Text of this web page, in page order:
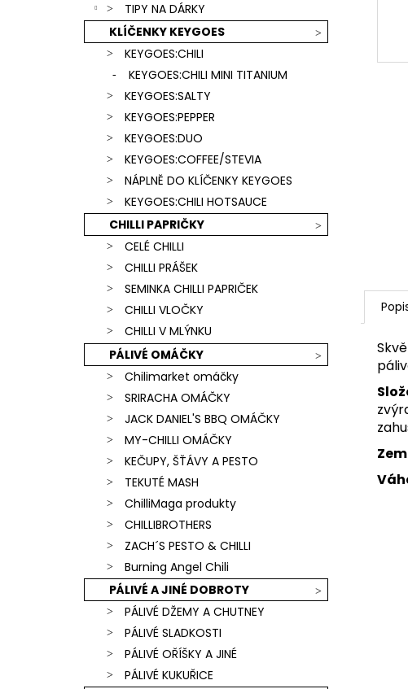
TIPY NA DÁRKY
KLÍČENKY KEYGOES
KEYGOES:CHILI
KEYGOES:CHILI MINI TITANIUM
KEYGOES:SALTY
KEYGOES:PEPPER
KEYGOES:DUO
KEYGOES:COFFEE/STEVIA
NÁPLNĚ DO KLÍČENKY KEYGOES
KEYGOES:CHILI HOTSAUCE
CHILLI PAPRIČKY
CELÉ CHILLI
CHILLI PRÁŠEK
SEMINKA CHILLI PAPRIČEK
CHILLI VLOČKY
CHILLI V MLÝNKU
PÁLIVÉ OMÁČKY
Chilimarket omáčky
SRIRACHA OMÁČKY
JACK DANIEL'S BBQ OMÁČKY
MY-CHILLI OMÁČKY
KEČUPY, ŠŤÁVY A PESTO
TEKUTÉ MASH
ChilliMaga produkty
CHILLIBROTHERS
ZACH´S PESTO & CHILLI
Burning Angel Chili
PÁLIVÉ A JINÉ DOBROTY
PÁLIVÉ DŽEMY A CHUTNEY
PÁLIVÉ SLADKOSTI
PÁLIVÉ OŘÍŠKY A JINÉ
PÁLIVÉ KUKUŘICE
ČERVENÁ KLÍČENKA
739 Kč